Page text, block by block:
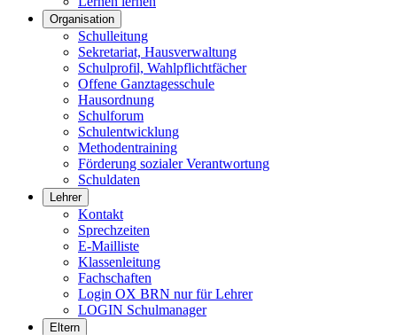
Organisation
Schulleitung
Sekretariat, Hausverwaltung
Schulprofil, Wahlpflichtfächer
Offene Ganztagesschule
Hausordnung
Schulforum
Schulentwicklung
Methodentraining
Förderung sozialer Verantwortung
Schuldaten
Lehrer
Kontakt
Sprechzeiten
E-Mailliste
Klassenleitung
Fachschaften
Login OX BRN nur für Lehrer
LOGIN Schulmanager
Eltern